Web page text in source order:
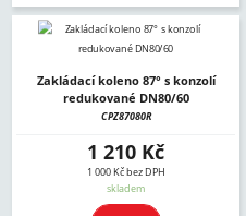
Zakládací koleno 87° s konzolí
redukované DN80/60
CPZ87080R
1 210 Kč
1 000 Kč bez DPH
skladem